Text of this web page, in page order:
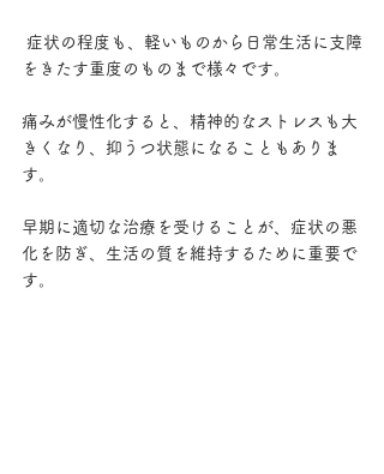
をきたす重度のものまで様々です。
痛みが慢性化すると、精神的なストレスも大
きくなり、抑うつ状態になることもありま
す。
早期に適切な治療を受けることが、症状の悪
化を防ぎ、生活の質を維持するために重要で
す。